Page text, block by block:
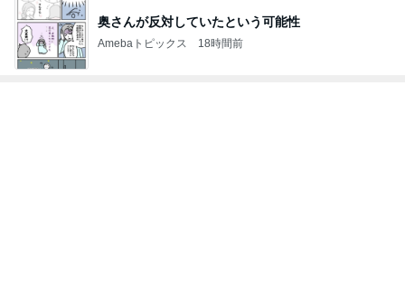
奥さんが反対していたという可能性
Amebaトピックス 18時間前